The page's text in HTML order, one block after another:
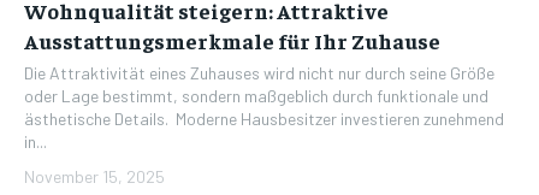
Wohnqualität steigern: Attraktive
Ausstattungsmerkmale für Ihr Zuhause
Die Attraktivität eines Zuhauses wird nicht nur durch seine Größe
oder Lage bestimmt, sondern maßgeblich durch funktionale und
ästhetische Details. Moderne Hausbesitzer investieren zunehmend
in...
November 15, 2025